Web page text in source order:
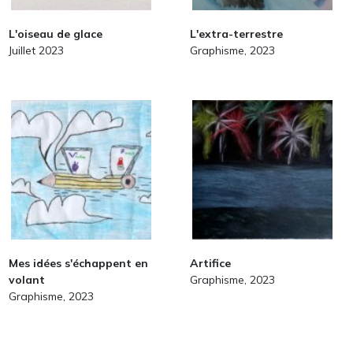
L'oiseau de glace
Juillet 2023
L'extra-terrestre
Graphisme, 2023
Mes idées s'échappent en
volant
Graphisme, 2023
Artifice
Graphisme, 2023